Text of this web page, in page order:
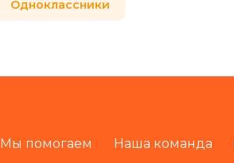
Одноклассники
Мы помогаем Наша команда